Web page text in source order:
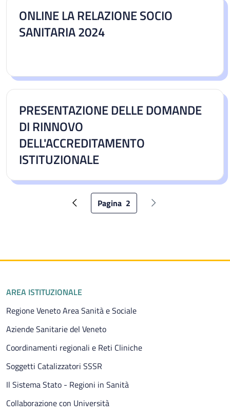
ONLINE LA RELAZIONE SOCIO
SANITARIA 2024
PRESENTAZIONE DELLE DOMANDE
DI RINNOVO
DELL'ACCREDITAMENTO
ISTITUZIONALE
Pagina precedente
Pagina attuale
Pagina 2 Pagina successiva
Piè di pagina
AREA ISTITUZIONALE
Regione Veneto Area Sanità e Sociale
Aziende Sanitarie del Veneto
Coordinamenti regionali e Reti Cliniche
Soggetti Catalizzatori SSSR
Il Sistema Stato - Regioni in Sanità
Collaborazione con Università